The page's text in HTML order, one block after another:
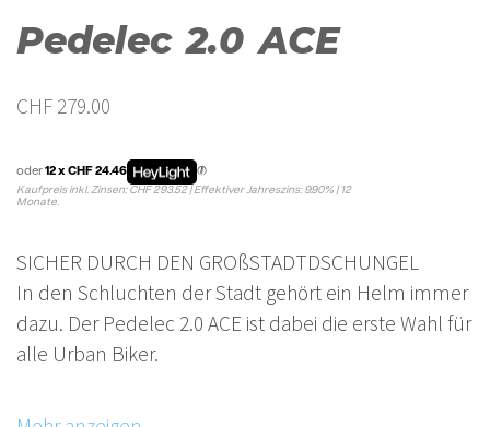
Pedelec 2.0 ACE
CHF 279.00
oder12 x CHF 24.46
Kaufpreis inkl. Zinsen: CHF 293.52 | Effektiver Jahreszins: 9.90% | 12
Monate.
SICHER DURCH DEN GROßSTADTDSCHUNGEL
In den Schluchten der Stadt gehört ein Helm immer
dazu. Der Pedelec 2.0 ACE ist dabei die erste Wahl für
alle Urban Biker.